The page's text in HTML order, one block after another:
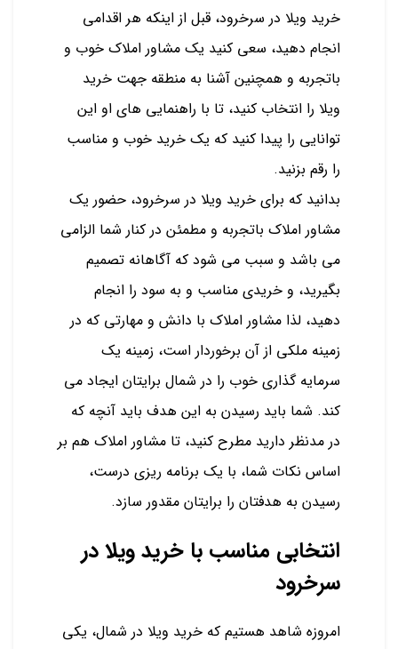
خرید ویلا در سرخرود، قبل از اینکه هر اقدامی
انجام دهید، سعی کنید یک مشاور املاک خوب و
باتجربه و همچنین آشنا به منطقه جهت خرید
ویلا را انتخاب کنید، تا با راهنمایی های او این
توانایی را پیدا کنید که یک خرید خوب و مناسب
را رقم بزنید.
بدانید که برای خرید ویلا در سرخرود، حضور یک
مشاور املاک باتجربه و مطمئن در کنار شما الزامی
می باشد و سبب می شود که آگاهانه تصمیم
بگیرید، و خریدی مناسب و به سود را انجام
دهید، لذا مشاور املاک با دانش و مهارتی که در
زمینه ملکی از آن برخوردار است، زمینه یک
سرمایه گذاری خوب را در شمال برایتان ایجاد می
کند. شما باید رسیدن به این هدف باید آنچه که
در مدنظر دارید مطرح کنید، تا مشاور املاک هم بر
اساس نکات شما، با یک برنامه ریزی درست،
رسیدن به هدفتان را برایتان مقدور سازد.
انتخابی مناسب با خرید ویلا در
سرخرود
امروزه شاهد هستیم که خرید ویلا در شمال، یکی